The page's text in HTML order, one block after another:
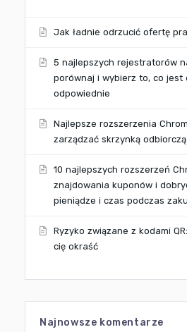
Jak ładnie odrzucić ofertę
5 najlepszych rejestratorów
porównaj i wybierz to, co jest
odpowiednie
Najlepsze rozszerzenia
zarządzać skrzynką
10 najlepszych rozszerzeń
znajdowania kuponów i
pieniądze i czas podczas
Ryzyko związane z kodami
cię okraść
Najnowsze komentarze